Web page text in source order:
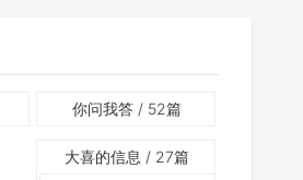
你问我答 / 52篇
大喜的信息 / 27篇